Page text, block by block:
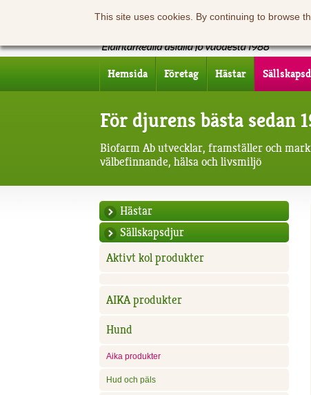
This site uses cookies. By continuing to browse
Hemsida Företag Hästar
För djurens bästa sedan
Biofarm Ab utvecklar, framställer och
välbefinnande, hälsa och livsmiljö
Hästar
Sällskapsdjur
Aktivt kol produkter
AIKA produkter
Hund
Aika produkter
Hud och päls